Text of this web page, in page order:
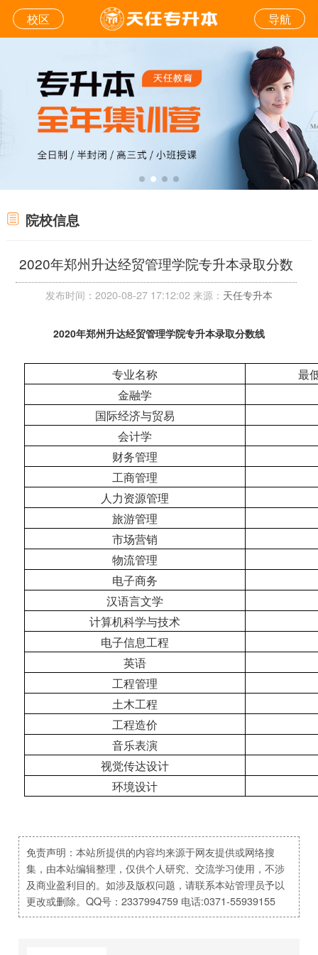
校区 导航
院校信息
2020年郑州升达经贸管理学院专升本录取分数
发布时间：2020-08-27 17:12:02 来源： 天任专升本
2020年郑州升达经贸管理学院专升本录取分数线
专业名称
最
金融学
国际经济与贸易
会计学
财务管理
工商管理
人力资源管理
旅游管理
市场营销
物流管理
电子商务
汉语言文学
计算机科学与技术
电子信息工程
英语
工程管理
土木工程
工程造价
音乐表演
视觉传达设计
环境设计
免责声明：本站所提供的内容均来源于网友提供或网络搜
集，由本站编辑整理，仅供个人研究、交流学习使用，不涉
及商业盈利目的。如涉及版权问题，请联系本站管理员予以
更改或删除。QQ号：2337994759 电话:0371-55939155